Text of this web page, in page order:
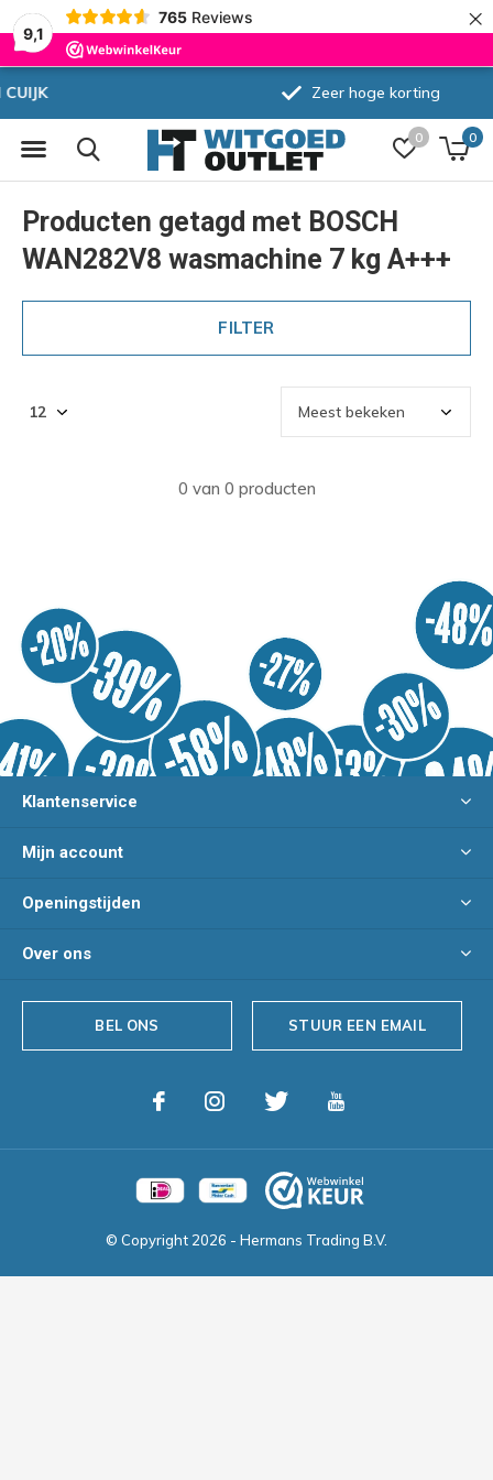
9,1
765 Reviews ×
0 0
Zeer hoge korting
Producten getagd met BOSCH
WAN282V8 wasmachine 7 kg A+++
FILTER
0 van 0 producten
Klantenservice
Mijn account
Openingstijden
Over ons
BEL ONS STUUR EEN EMAIL
© Copyright 2026 - Hermans Trading B.V.